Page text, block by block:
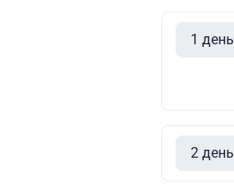
1 день
2 день